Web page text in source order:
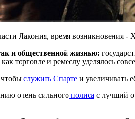
Лакония, время возникновения -
и общественной жизнью:
торговле и ремеслу уделялось
служить Спарте и увеличивать
очень сильного полиса с лучший